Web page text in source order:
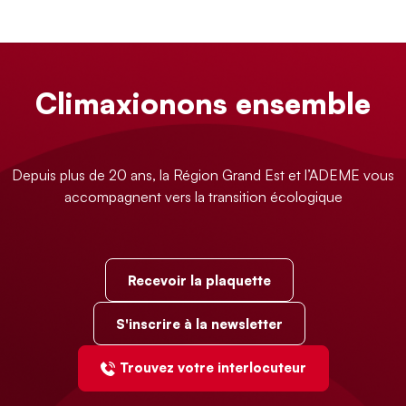
Climaxionons ensemble
Depuis plus de 20 ans, la Région Grand Est et l’ADEME vous
accompagnent vers la transition écologique
Recevoir la plaquette
S'inscrire à la newsletter
Trouvez votre interlocuteur